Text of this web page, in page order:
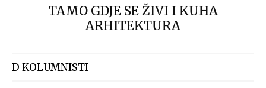
TAMO GDJE SE ŽIVI I KUHA
ARHITEKTURA
D KOLUMNISTI